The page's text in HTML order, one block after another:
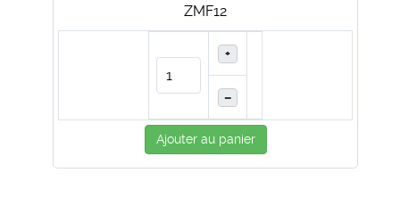
ZMF12
+
–
Ajouter au panier